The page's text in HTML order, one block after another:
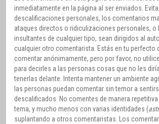
inmediatamente en la página al ser enviados.
descalificaciones personales, los comentarios
ataques directos o ridiculizaciones personales, o
insultantes de cualquier tipo, sean dirigidos al
cualquier otro comentarista. Estás en tu perfecto
comentar anónimamente, pero por favor, no
para decirles a las personas cosas que no les
tenerlas delante. Intenta mantener un ambiente
las personas puedan comentar sin temor a
descalificados. No comentes de manera
tema, y mucho menos con varias identidades (
suplantando a otros comentaristas. Los